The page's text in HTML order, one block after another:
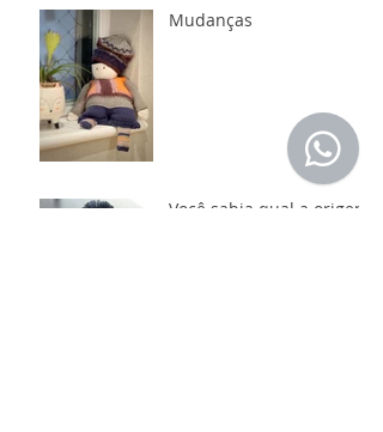
Mudanças
Você sabia qual a origem